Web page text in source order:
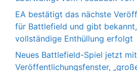
EA bestätigt das nächste
für Battlefield und gibt
vollständige Enthüllung erfolgt
Neues Battlefield-Spiel jetzt mit
Veröffentlichungsfenster,